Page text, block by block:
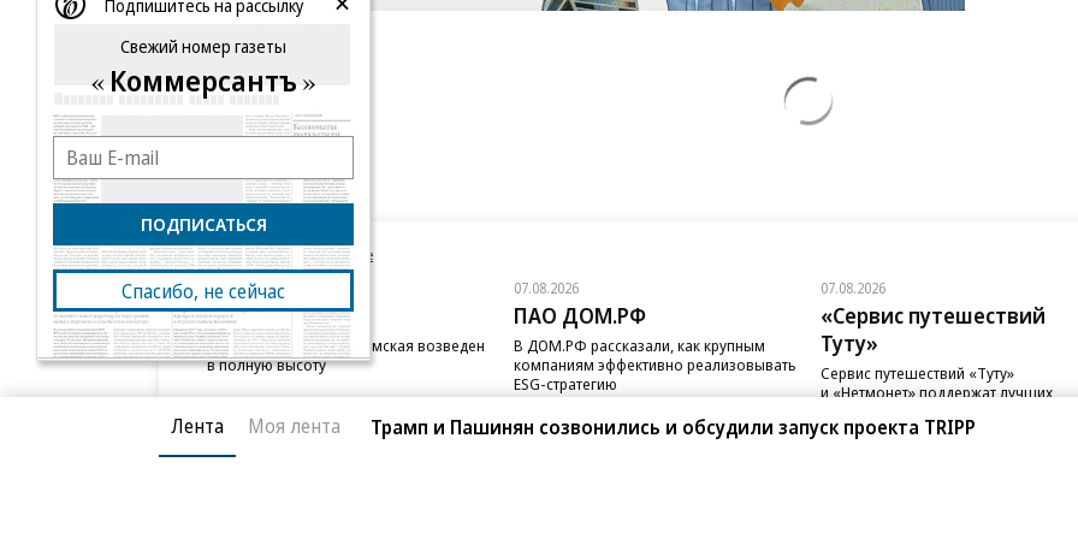
Новости компаний Все
07.08.2026
STONE
Бизнес-центр STONE Римская возведен
в полную высоту
07.08.2026
ПАО ДОМ.РФ
В ДОМ.РФ рассказали, как крупным
компаниям эффективно реализовывать
ESG-стратегию
07.08.2026
«Сервис путешествий
Туту»
Сервис путешествий «Туту»
и «Нетмонет» поддержат лучших
Лента Моя лента Трамп и Пашинян созвонились и обсудили запуск проекта TRIPP
Подпишитесь на рассылку
Свежий номер газеты
Коммерсантъ
ПОДПИСАТЬСЯ
Спасибо, не сейчас